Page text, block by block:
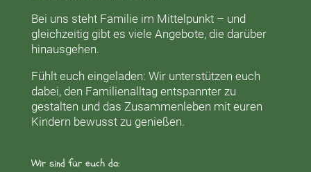
Bei uns steht Familie im Mittelpunkt – und
gleichzeitig gibt es viele Angebote, die darüber
hinausgehen.
Fühlt euch eingeladen: Wir unterstützen euch
dabei, den Familienalltag entspannter zu
gestalten und das Zusammenleben mit euren
Kindern bewusst zu genießen.
Wir sind für euch da: